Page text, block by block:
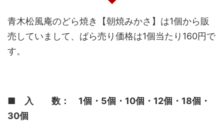
青木松風庵のどら焼き【朝焼みかさ】は1個から販
売していまして、ばら売り価格は1個当たり160円で
す。
■ 入 数： 1個・5個・10個・12個・18個・
30個